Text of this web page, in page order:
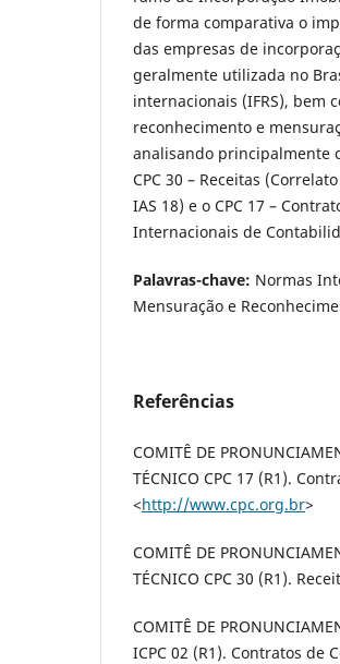
de forma comparativa o
das empresas de
geralmente utilizada no
internacionais (IFRS), bem
reconhecimento e
analisando principalmente
CPC 30 – Receitas
IAS 18) e o CPC 17 –
Internacionais de
Palavras-chave: Normas
Mensuração e
Referências
COMITÊ DE
TÉCNICO CPC 17 (R1).
<http://www.cpc.org.br>
COMITÊ DE
TÉCNICO CPC 30 (R1).
COMITÊ DE
ICPC 02 (R1). Contratos de